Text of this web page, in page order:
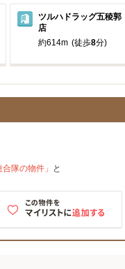
ツルハドラッグ五稜郭
店
約614m (徒歩8分)
合隊の物件」
と